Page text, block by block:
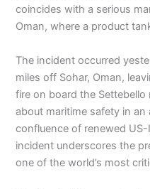
coincides with a serious
Oman, where a product
The incident occurred
miles off Sohar, Oman,
fire on board the
about maritime safety in an
confluence of renewed
incident underscores the
one of the world’s most